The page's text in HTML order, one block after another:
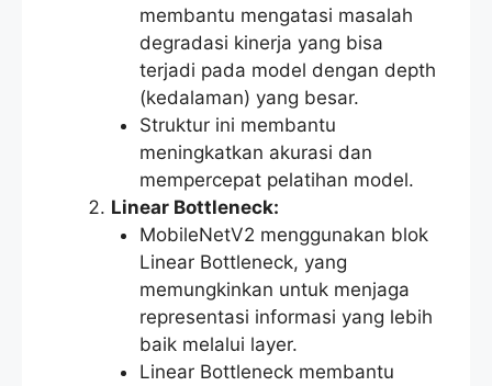
membantu mengatasi masalah
degradasi kinerja yang bisa
terjadi pada model dengan depth
(kedalaman) yang besar.
Struktur ini membantu
meningkatkan akurasi dan
mempercepat pelatihan model.
Linear Bottleneck:
MobileNetV2 menggunakan blok
Linear Bottleneck, yang
memungkinkan untuk menjaga
representasi informasi yang lebih
baik melalui layer.
Linear Bottleneck membantu